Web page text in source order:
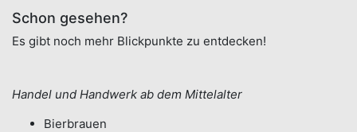
Schon gesehen?
Es gibt noch mehr Blickpunkte zu entdecken!
Handel und Handwerk ab dem Mittelalter
Bierbrauen